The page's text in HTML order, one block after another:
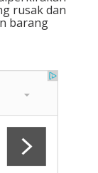
rusak dan
barang